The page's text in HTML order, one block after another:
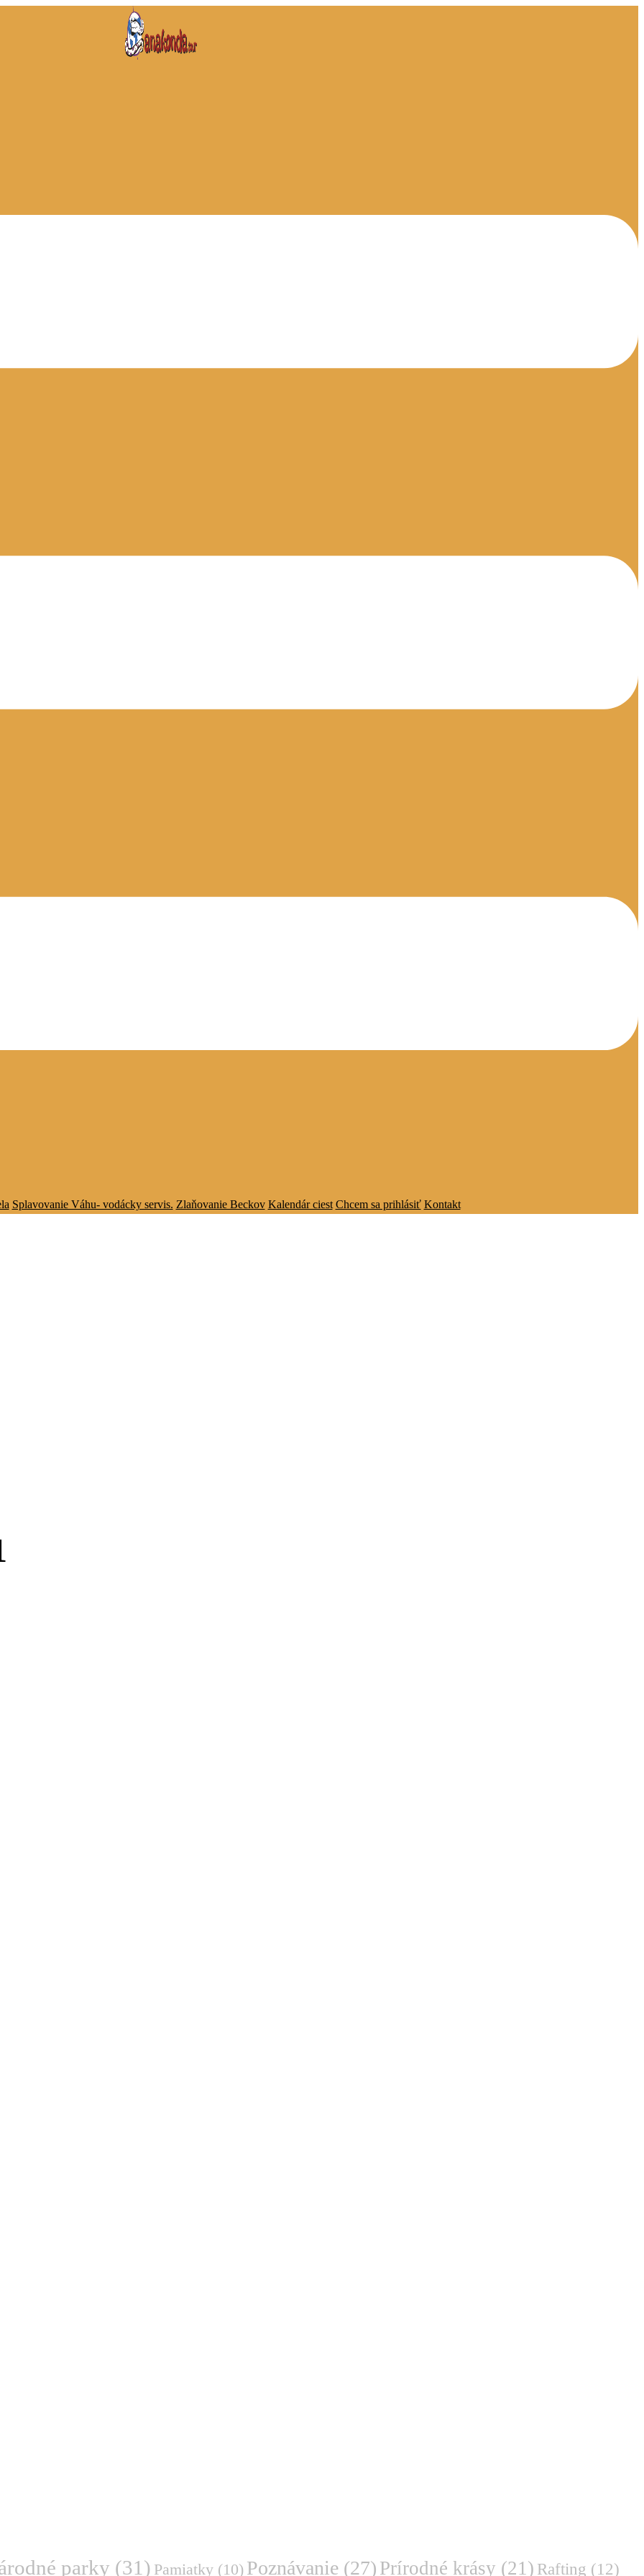
Splavovanie Váhu- vodácky servis. Zlaňovanie Beckov Kalendár ciest Chcem sa prihlásiť Kontakt
parky (31) Pamiatky (10) Poznávanie (27) Prírodné krásy (21) Rafting (12)